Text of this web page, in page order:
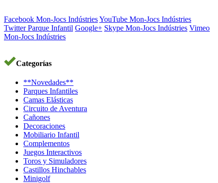
Facebook Mon-Jocs IndústriesYouTube Mon-Jocs Indústries
Twitter Parque Infantil Google+ Skype Mon-Jocs Indústries Vimeo
Mon-Jocs Indústries
Categorías
**Novedades**
Parques Infantiles
Camas Elásticas
Circuito de Aventura
Cañones
Decoraciones
Mobiliario Infantil
Complementos
Juegos Interactivos
Toros y Simuladores
Castillos Hinchables
Minigolf